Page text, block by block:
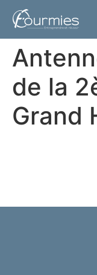
principal
de la
Grand